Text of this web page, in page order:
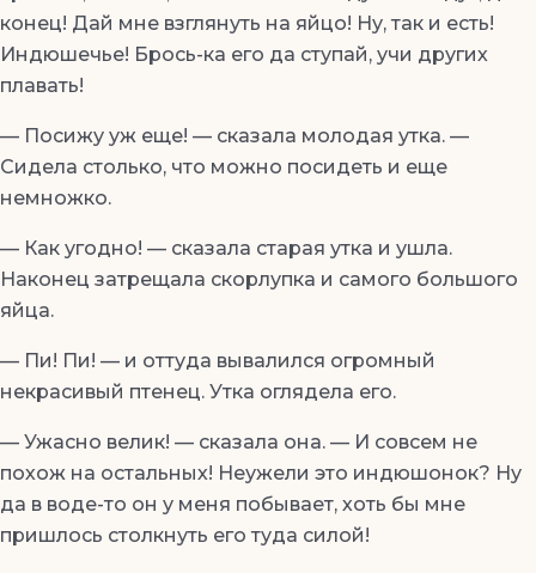
конец! Дай мне взглянуть на яйцо! Ну, так и есть!
Индюшечье! Брось-ка его да ступай, учи других
плавать!
— Посижу уж еще! — сказала молодая утка. —
Сидела столько, что можно посидеть и еще
немножко.
— Как угодно! — сказала старая утка и ушла.
Наконец затрещала скорлупка и самого большого
яйца.
— Пи! Пи! — и оттуда вывалился огромный
некрасивый птенец. Утка оглядела его.
— Ужасно велик! — сказала она. — И совсем не
похож на остальных! Неужели это индюшонок? Ну
да в воде-то он у меня побывает, хоть бы мне
пришлось столкнуть его туда силой!